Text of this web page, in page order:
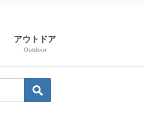
アウトドア
Outdoor